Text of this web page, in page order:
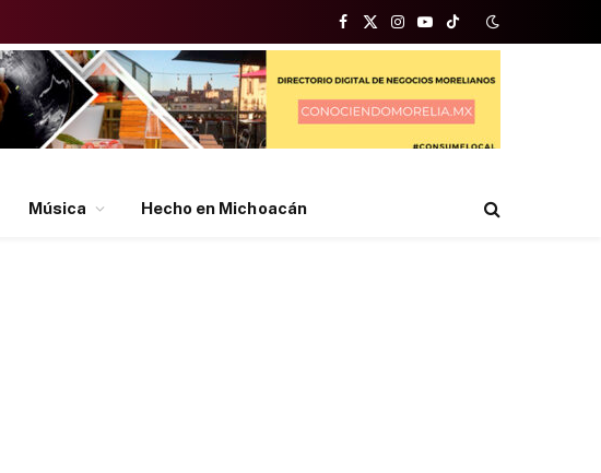
Facebook
X
(Twitter)
Instagram
YouTubeTikTok
Música Hecho en Michoacán